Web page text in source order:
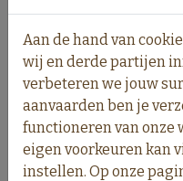
Pittigere thee met
kruiden.
In
Aan de hand van
wij en derde partijen
verbeteren we jouw
aanvaarden ben je
functioneren van onze
eigen voorkeuren kan
instellen. Op onze